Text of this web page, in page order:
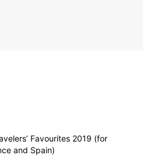
Favourites 2019 (for
and Spain)